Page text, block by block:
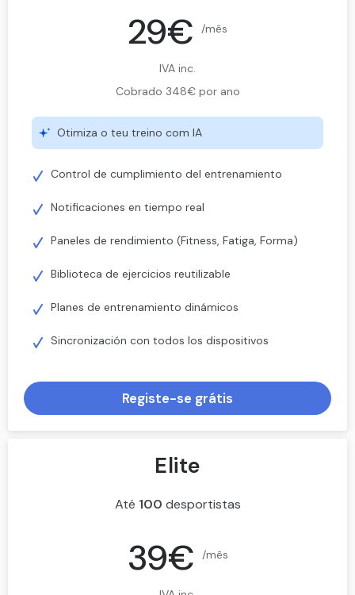
29€ /mês
IVA inc.
Cobrado 348€ por ano
Otimiza o teu treino com IA
Control de cumplimiento del entrenamiento
Notificaciones en tiempo real
Paneles de rendimiento (Fitness, Fatiga, Forma)
Biblioteca de ejercicios reutilizable
Planes de entrenamiento dinámicos
Sincronización con todos los dispositivos
Registe-se grátis
Elite
Até 100 desportistas
39€ /mês